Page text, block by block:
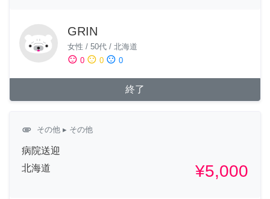
GRIN
女性 / 50代 / 北海道
sentiment_satisfied 0 sentiment_neutral 0 sentiment_dissatisfied 0
終了
attachment その他 ▸ その他
病院送迎
北海道
¥5,000